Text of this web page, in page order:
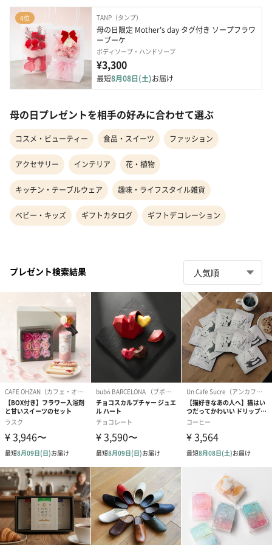
4位 TANP（タンプ）
母の日限定 Mother's day タグ付き ソープフラワ
ーブーケ
ボディソープ・ハンドソープ
¥3,300
最短8月08日(土)お届け
母の日プレゼントを相手の好みに合わせて選ぶ
コスメ・ビューティー 食品・スイーツ ファッション
アクセサリー インテリア 花・植物
キッチン・テーブルウェア 趣味・ライフスタイル雑貨
ベビー・キッズ ギフトカタログ ギフトデコレーション
プレゼント検索結果